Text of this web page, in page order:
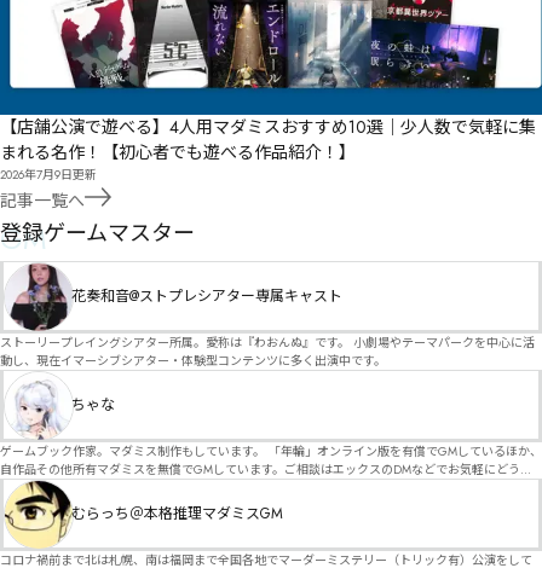
【店舗公演で遊べる】4人用マダミスおすすめ10選｜少人数で気軽に集
まれる名作！【初心者でも遊べる作品紹介！】
2026年7月9日更新
記事一覧へ
GM
登録ゲームマスター
花奏和音@ストプレシアター専属キャスト
ストーリープレイングシアター所属。愛称は『わおんぬ』です。 小劇場やテーマパークを中心に活
動し、現在イマーシブシアター・体験型コンテンツに多く出演中です。
ちゃな
ゲームブック作家。マダミス制作もしています。 「年輪」オンライン版を有償でGMしているほか、
自作品その他所有マダミスを無償でGMしています。ご相談はエックスのDMなどでお気軽にどう
ぞ。
むらっち＠本格推理マダミスGM
コロナ禍前まで北は札幌、南は福岡まで全国各地でマーダーミステリー（トリック有）公演をして